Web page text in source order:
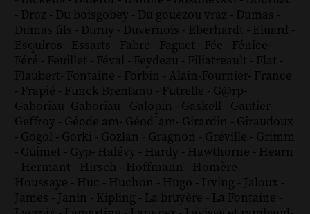
- Droz - Du boisgobey - Du gouezou vraz - Dumas -
Dumas fils - Duruy - Duvernois - Eberhardt - Eluard -
Esquiros - Essarts - Fabre - Faguet - Fée - Fénice-
Féré - Feuillet - Féval - Feydeau - Filiatreault - Flat -
Flaubert- Fontaine - Forbin - Alain-Fournier- France
- Frapié - Funck Brentano - Futrelle - G@rp-
Gaboriau- Gaboriau - Galopin - Gaskell - Gautier -
Geffroy - Géode am- Géod´am- Girardin - Giraudoux
- Gogol - Gorki - Gozlan - Gragnon - Gréville - Grimm
- Guimet - Gyp- Halévy - Hardy - Hawthorne - Hearn
- Hermant - Hirsch - Hoffmann - Homère-
Houssaye - Huc - Huchon - Hugo - Irving - Jaloux -
James - Janin - Kipling - La bruyère - La Fontaine -